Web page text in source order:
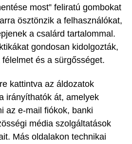
most” feliratú gombokat
ösztönzik a felhasználókat,
a csalárd tartalommal.
gondosan kidolgozták,
és a sürgősséget.
kattintva az áldozatok
irányíthatók át, amelyek
az e-mail fiókok, banki
média szolgáltatások
Más oldalakon technikai